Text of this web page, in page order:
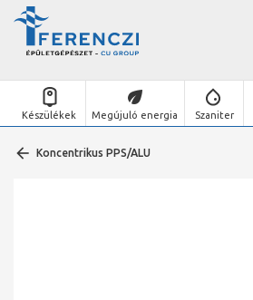
Készülékek Megújuló energia Szaniter
Koncentrikus PPS/ALU